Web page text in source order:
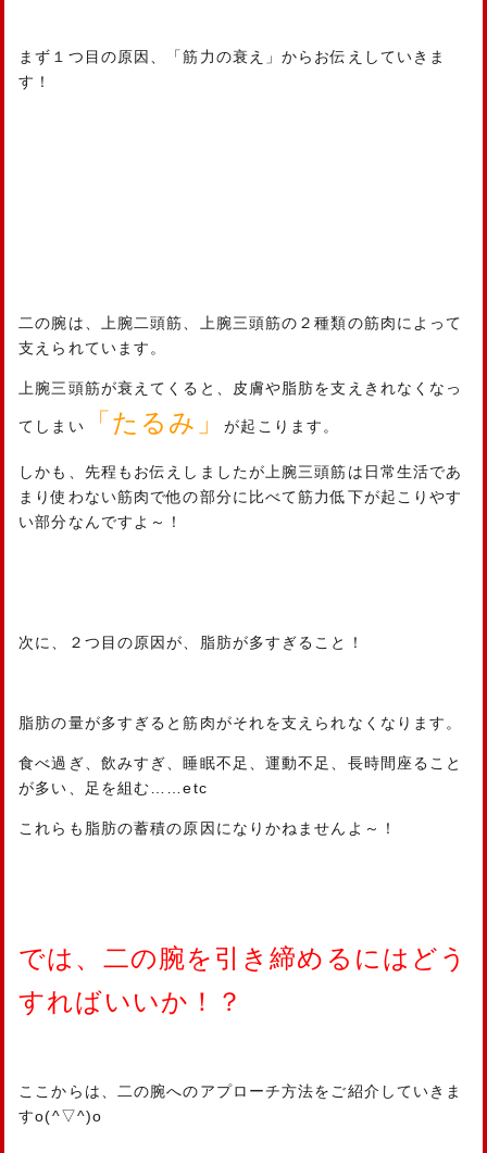
まず１つ目の原因、「筋力の衰え」からお伝えしていきま
す！
二の腕は、上腕二頭筋、上腕三頭筋の２種類の筋肉によって
支えられています。
上腕三頭筋が衰えてくると、皮膚や脂肪を支えきれなくなっ
てしまい 「たるみ」が起こります。
しかも、先程もお伝えしましたが上腕三頭筋は日常生活であ
まり使わない筋肉で他の部分に比べて筋力低下が起こりやす
い部分なんですよ～！
次に、２つ目の原因が、脂肪が多すぎること！
脂肪の量が多すぎると筋肉がそれを支えられなくなります。
食べ過ぎ、飲みすぎ、睡眠不足、運動不足、長時間座ること
が多い、足を組む……etc
これらも脂肪の蓄積の原因になりかねませんよ～！
では、二の腕を引き締めるにはどう
すればいいか！？
ここからは、二の腕へのアプローチ方法をご紹介していきま
すo(^▽^)o